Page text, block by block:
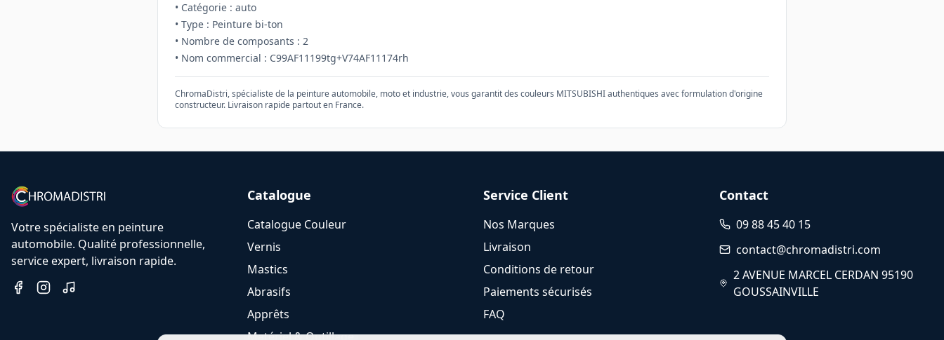
• Catégorie : auto
• Type : Peinture bi-ton
• Nombre de composants : 2
• Nom commercial : C99AF11199tg+V74AF11174rh
ChromaDistri, spécialiste de la peinture automobile, moto et industrie, vous garantit des couleurs MITSUBISHIauthentiques avec formulation d'origine
constructeur. Livraison rapide partout en France.
Votre spécialiste en peinture
automobile. Qualité professionnelle,
service expert, livraison rapide.
Catalogue
Catalogue Couleur
Vernis
Mastics
Abrasifs
Apprêts
Matériel & Outillage
Service Client
Nos Marques
Livraison
Conditions de retour
Paiements sécurisés
FAQ
Contact
09 88 45 40 15
contact@chromadistri.com
2 AVENUE MARCEL CERDAN 95190
GOUSSAINVILLE